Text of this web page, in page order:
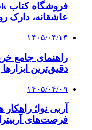
عاشقانه، دارک
۱۴۰۵/۰۴/۱۴
راهنمای جامع
دقیق‌ترین ابزارها
۱۴۰۵/۰۴/۰۹
آربی نوا؛
فرصت‌های